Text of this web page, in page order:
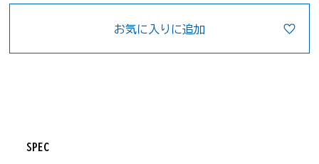
お気に入りに追加
SPEC